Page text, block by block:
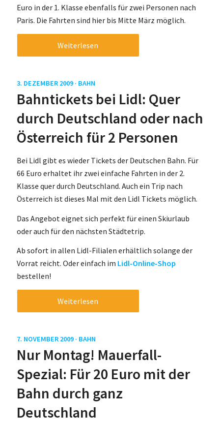
Euro in der 1. Klasse ebenfalls für zwei Personen nach
Paris. Die Fahrten sind hier bis Mitte März möglich.
Weiterlesen
3. DEZEMBER 2009 · BAHN
Bahntickets bei Lidl: Quer
durch Deutschland oder nach
Österreich für 2 Personen
Bei Lidl gibt es wieder Tickets der Deutschen Bahn. Für
66 Euro erhaltet ihr zwei einfache Fahrten in der 2.
Klasse quer durch Deutschland. Auch ein Trip nach
Österreich ist dieses Mal mit den Lidl Tickets möglich.
Das Angebot eignet sich perfekt für einen Skiurlaub
oder auch für den nächsten Städtetrip.
Ab sofort in allen Lidl-Filialen erhältlich solange der
Vorrat reicht. Oder einfach im Lidl-Online-Shop
bestellen!
Weiterlesen
7. NOVEMBER 2009 · BAHN
Nur Montag! Mauerfall-
Spezial: Für 20 Euro mit der
Bahn durch ganz
Deutschland